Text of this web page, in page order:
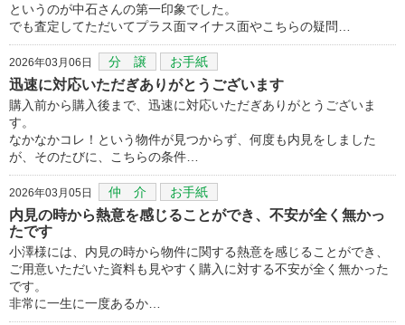
というのが中石さんの第一印象でした。
でも査定してただいてプラス面マイナス面やこちらの疑問…
2026年03月06日 分 譲 お手紙
迅速に対応いただぎありがとうございます
購入前から購入後まで、迅速に対応いただぎありがとうございま
す。
なかなかコレ！という物件が見つからず、何度も内見をしました
が、そのたびに、こちらの条件…
2026年03月05日 仲 介 お手紙
内見の時から熱意を感じることができ、不安が全く無かっ
たです
小澤様には、内見の時から物件に関する熱意を感じることができ、
ご用意いただいた資料も見やすく購入に対する不安が全く無かった
です。
非常に一生に一度あるか…